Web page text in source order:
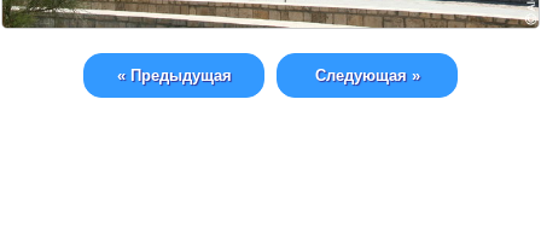
« Предыдущая Следующая »